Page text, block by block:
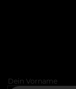
Dein Vorname